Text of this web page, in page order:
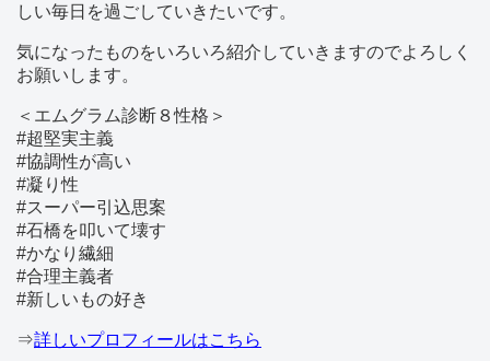
しい毎日を過ごしていきたいです。
気になったものをいろいろ紹介していきますのでよろしく
お願いします。
＜エムグラム診断８性格＞
#超堅実主義
#協調性が高い
#凝り性
#スーパー引込思案
#石橋を叩いて壊す
#かなり繊細
#合理主義者
#新しいもの好き
⇒詳しいプロフィールはこちら